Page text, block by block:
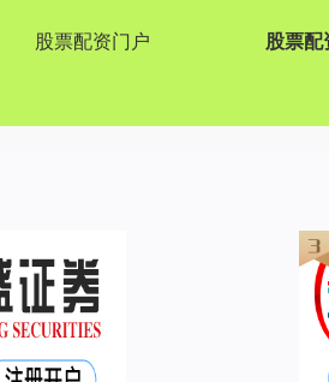
股票配资门户 股票